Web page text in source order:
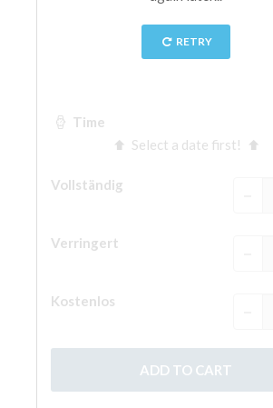
Palazzo Vecchio
Santa Maria Novella
Eine Geführte Tour buchen
FRANÇAIS
ESPAÑOL